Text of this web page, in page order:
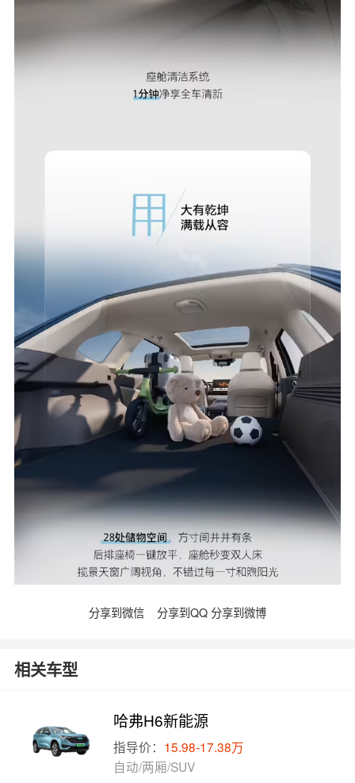
分享到微信 分享到QQ 分享到微博
相关车型
哈弗H6新能源
指导价： 15.98-17.38万
自动/两厢/SUV